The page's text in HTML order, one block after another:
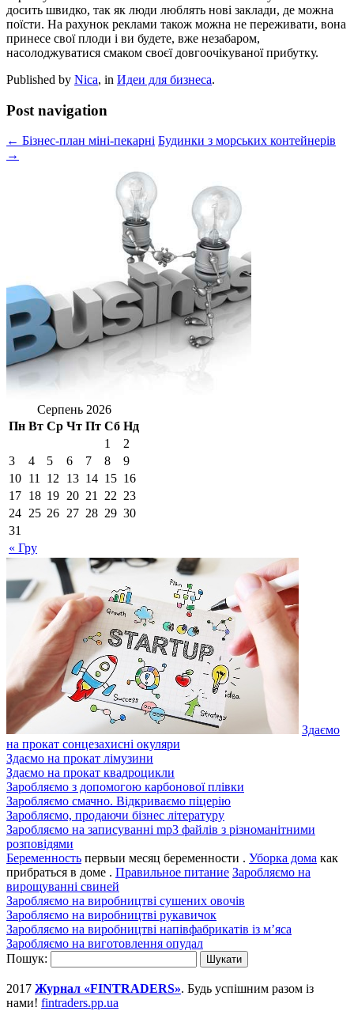
досить швидко, так як люди люблять нові заклади, де можна
поїсти. На рахунок реклами також можна не переживати, вона
принесе свої плоди і ви будете, вже незабаром,
насолоджуватися смаком своєї довгоочікуваної прибутку.
Published by Nica, in Идеи для бизнеса.
Post navigation
← Бізнес-план міні-пекарні Будинки з морських контейнерів
→
Серпень 2026
Пн Вт Ср Чт Пт Сб Нд
« Гру
1
2
3
4 5 6 7 8
9
10 11 12 13 14 15 16
17 18 19 20 21 22 23
24 25 26 27 28 29 30
31
Здаємо
на прокат сонцезахисні окуляри
Здаємо на прокат лімузини
Здаємо на прокат квадроцикли
Заробляємо з допомогою карбонової плівки
Заробляємо смачно. Відкриваємо піцерію
Заробляємо, продаючи бізнес літературу
Заробляємо на записуванні mp3 файлів з різноманітними
розповідями
Беременность первыи месяц беременности . Уборка дома как
прибраться в доме . Правильное питание Заробляємо на
вирощуванні свиней
Заробляємо на виробництві сушених овочів
Заробляємо на виробництві рукавичок
Заробляємо на виробництві напівфабрикатів із м’яса
Заробляємо на виготовлення опудал
Пошук:
2017 Журнал «FINTRADERS». Будь успішним разом із
нами! fintraders.pp.ua